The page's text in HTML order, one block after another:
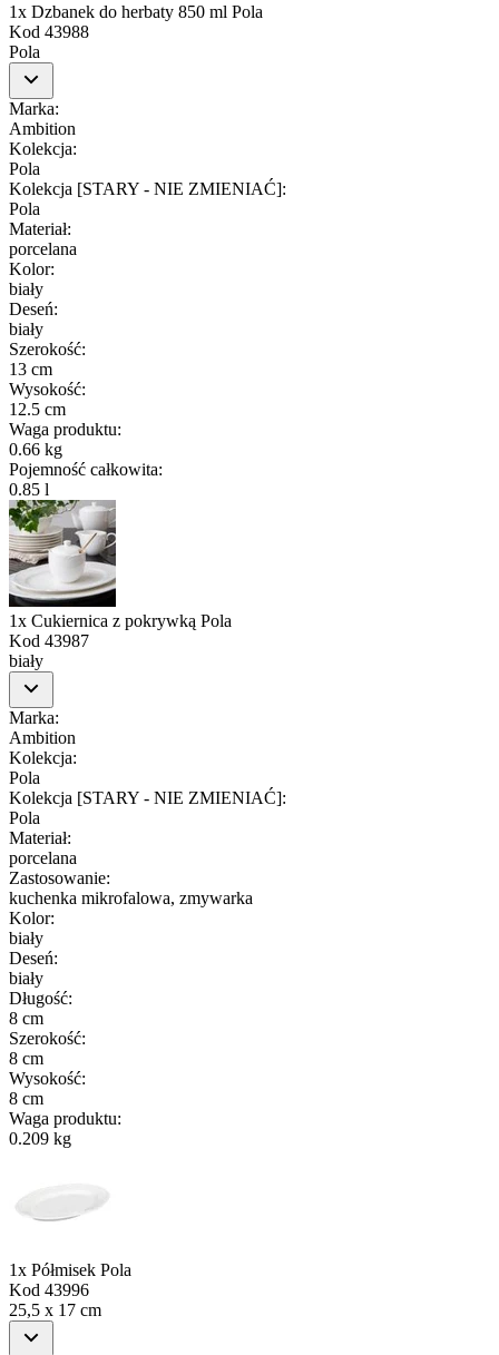
1x Dzbanek do herbaty 850 ml Pola
Kod 43988
Pola
Marka:
Ambition
Kolekcja:
Pola
Kolekcja [STARY - NIE ZMIENIAĆ]:
Pola
Materiał:
porcelana
Kolor:
biały
Deseń:
biały
Szerokość:
13 cm
Wysokość:
12.5 cm
Waga produktu:
0.66 kg
Pojemność całkowita:
0.85 l
1x Cukiernica z pokrywką Pola
Kod 43987
biały
Marka:
Ambition
Kolekcja:
Pola
Kolekcja [STARY - NIE ZMIENIAĆ]:
Pola
Materiał:
porcelana
Zastosowanie:
kuchenka mikrofalowa, zmywarka
Kolor:
biały
Deseń:
biały
Długość:
8 cm
Szerokość:
8 cm
Wysokość:
8 cm
Waga produktu:
0.209 kg
1x Półmisek Pola
Kod 43996
25,5 x 17 cm